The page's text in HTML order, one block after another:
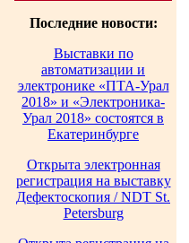
Последние новости:
Выставки по
автоматизации и
электронике «ПТА-Урал
2018» и «Электроника-
Урал 2018» состоятся в
Екатеринбурге
Открыта электронная
регистрация на выставку
Дефектоскопия / NDT St.
Petersburg